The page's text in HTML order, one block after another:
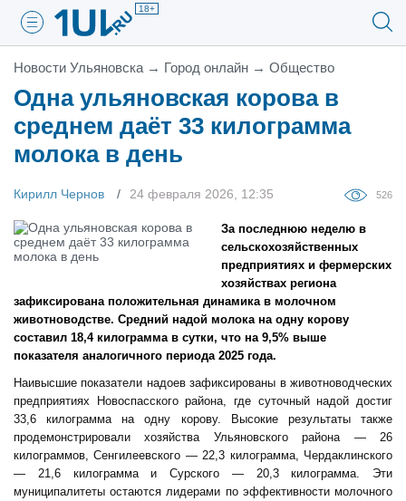
18+
Новости Ульяновска → Город онлайн → Общество
Одна ульяновская корова в
среднем даёт 33 килограмма
молока в день
Кирилл Чернов 24 февраля 2026, 12:35 526
За последнюю неделю в
сельскохозяйственных
предприятиях и фермерских
хозяйствах региона
зафиксирована положительная динамика в молочном
животноводстве. Средний надой молока на одну корову
составил 18,4 килограмма в сутки, что на 9,5% выше
показателя аналогичного периода 2025 года.
Наивысшие показатели надоев зафиксированы в животноводческих
предприятиях Новоспасского района, где суточный надой достиг
33,6 килограмма на одну корову. Высокие результаты также
продемонстрировали хозяйства Ульяновского района — 26
килограммов, Сенгилеевского — 22,3 килограмма, Чердаклинского
— 21,6 килограмма и Сурского — 20,3 килограмма. Эти
муниципалитеты остаются лидерами по эффективности молочного